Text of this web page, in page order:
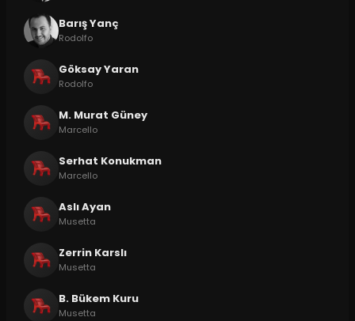
Barış Yanç
Rodolfo
Göksay Yaran
Rodolfo
M. Murat Güney
Marcello
Serhat Konukman
Marcello
Aslı Ayan
Musetta
Zerrin Karslı
Musetta
B. Bükem Kuru
Musetta